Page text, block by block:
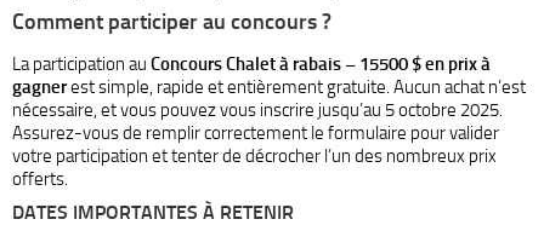
Comment participer au concours ?
La participation au Concours Chalet à rabais – 15500 $ en prix à
gagnerest simple, rapide et entièrement gratuite. Aucun achat n’est
nécessaire, et vous pouvez vous inscrire jusqu’au 5 octobre 2025.
Assurez-vous de remplir correctement le formulaire pour valider
votre participation et tenter de décrocher l’un des nombreux prix
offerts.
DATES IMPORTANTES À RETENIR